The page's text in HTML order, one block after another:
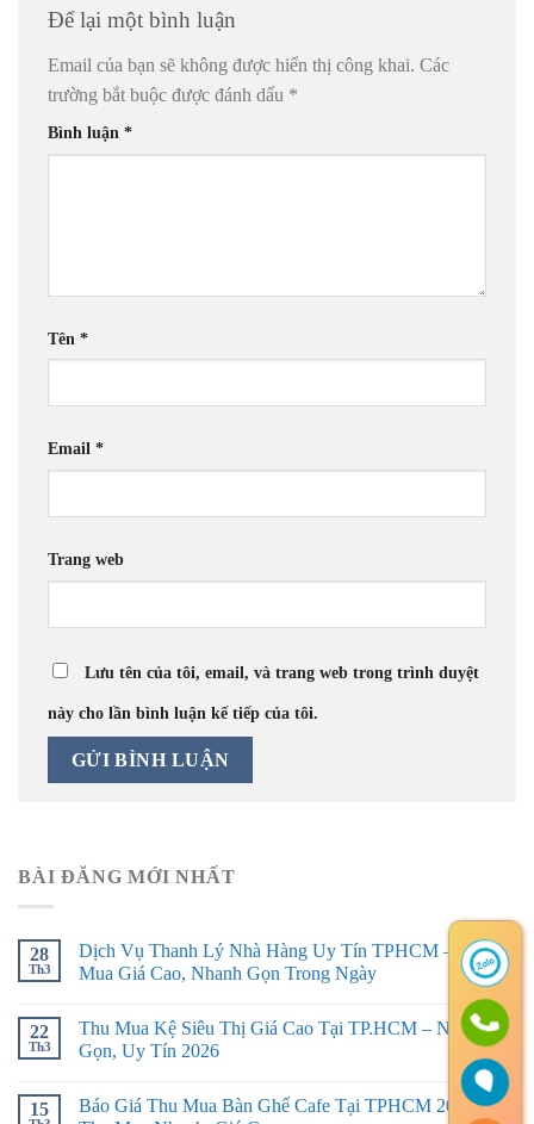
Để lại một bình luận
Email của bạn sẽ không được hiển thị công khai. Các
trường bắt buộc được đánh dấu *
Bình luận *
Tên *
Email *
Trang web
Lưu tên của tôi, email, và trang web trong trình duyệt
này cho lần bình luận kế tiếp của tôi.
BÀI ĐĂNG MỚI NHẤT
28
Th3
Dịch Vụ Thanh Lý Nhà Hàng Uy Tín TPHCM – Thu
Mua Giá Cao, Nhanh Gọn Trong Ngày
22
Th3
Thu Mua Kệ Siêu Thị Giá Cao Tại TP.HCM – Nhanh
Gọn, Uy Tín 2026
15
Báo Giá Thu Mua Bàn Ghế Cafe Tại TPHCM 2026 –